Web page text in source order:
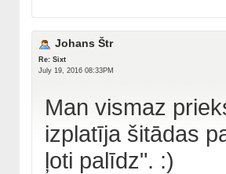
Johans Štr
Re: Sixt
July 19, 2016 08:33PM
Man vismaz
izplatīja šitādas
ļoti palīdz". :)